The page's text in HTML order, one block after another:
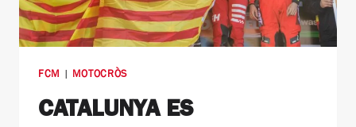
FCM | MOTOCRÒS
CATALUNYA ES